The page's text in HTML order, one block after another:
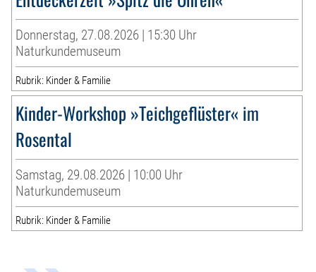
Donnerstag, 27.08.2026 | 15:30 Uhr
Naturkundemuseum
Rubrik: Kinder & Familie
Kinder-Workshop »Teichgeflüster« im
Rosental
Samstag, 29.08.2026 | 10:00 Uhr
Naturkundemuseum
Rubrik: Kinder & Familie